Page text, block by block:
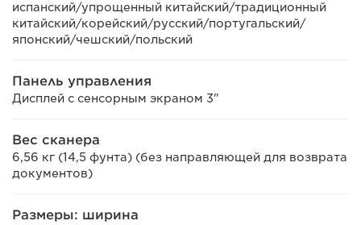
испанский/упрощенный китайский/традиционный
китайский/корейский/русский/португальский/
японский/чешский/польский
Панель управления
Дисплей с сенсорным экраном 3"
Вес сканера
6,56 кг (14,5 фунта) (без направляющей для возврата
документов)
Размеры: ширина